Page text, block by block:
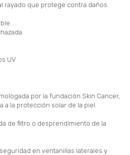
rayado que protege contra daños.
UV
por la fundación Skin Cancer,
a la protección solar de la piel.
de filtro o desprendimiento de la
en ventanillas laterales y